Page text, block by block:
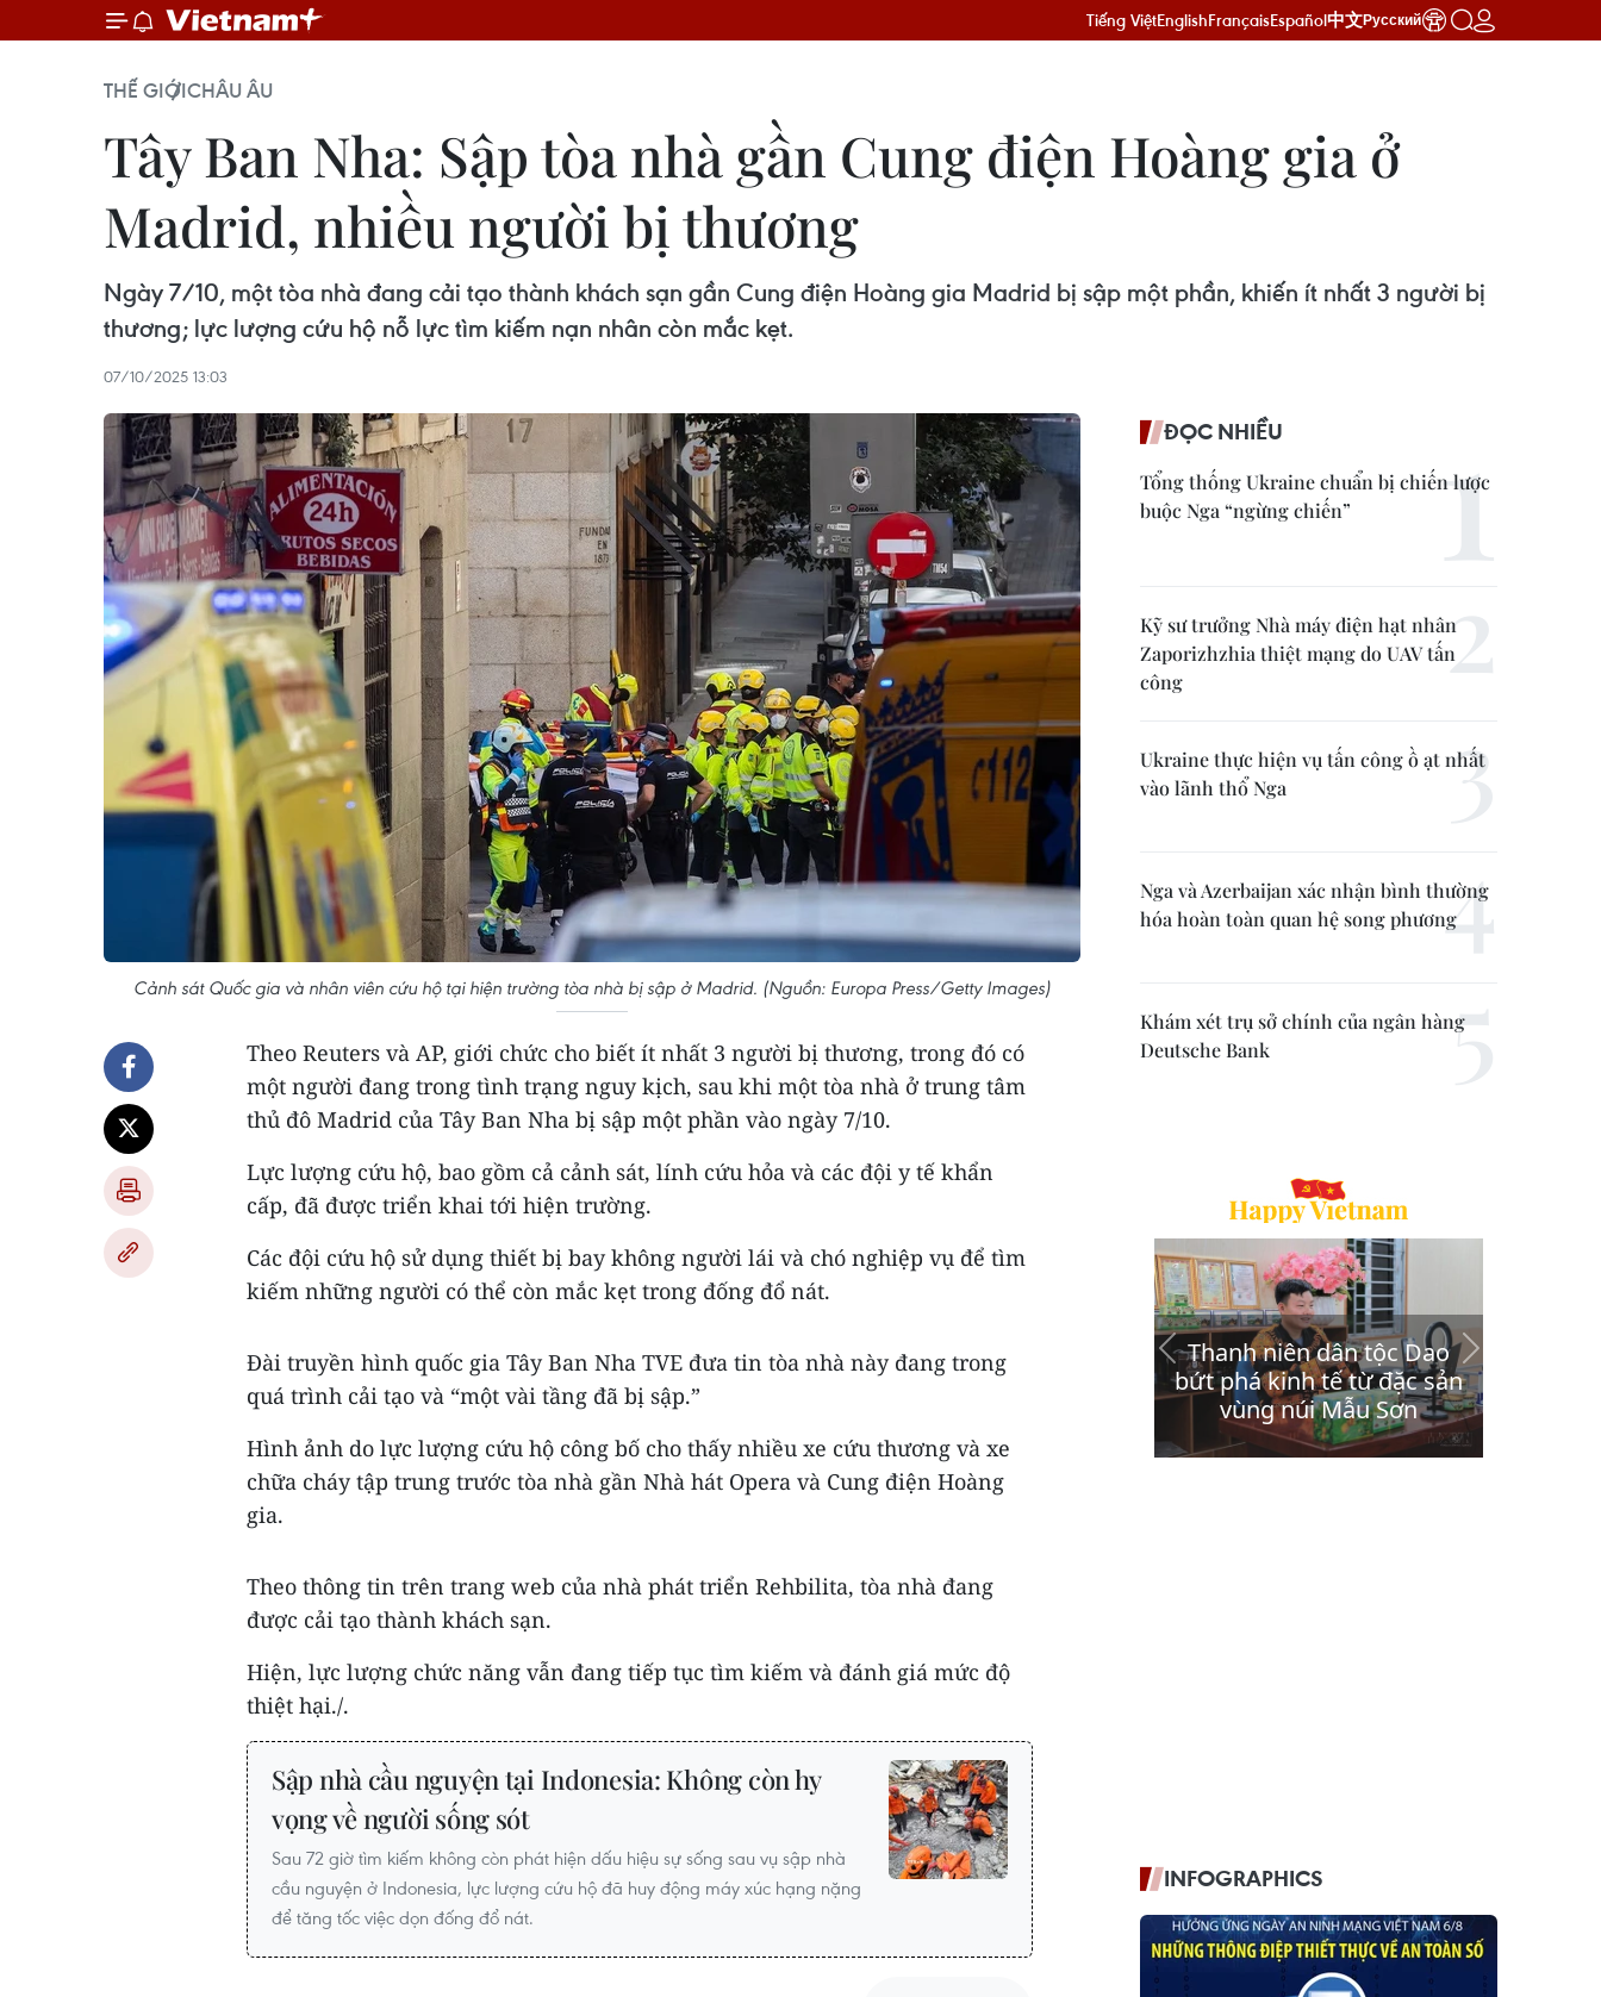
Tiếng ViệtEnglishFrançaisEspañol中文Русский
THẾ GIỚICHÂU ÂU
Tây Ban Nha: Sập tòa nhà gần Cung điện Hoàng gia ở
Madrid, nhiều người bị thương
Ngày 7/10, một tòa nhà đang cải tạo thành khách sạn gần Cung điện Hoàng gia Madrid bị sập một phần, khiến ít nhất 3 người bị
thương; lực lượng cứu hộ nỗ lực tìm kiếm nạn nhân còn mắc kẹt.
07/10/2025 13:03
Cảnh sát Quốc gia và nhân viên cứu hộ tại hiện trường tòa nhà bị sập ở Madrid. (Nguồn: Europa Press/Getty Images)
Theo Reuters và AP, giới chức cho biết ít nhất 3 người bị thương, trong đó có
một người đang trong tình trạng nguy kịch, sau khi một tòa nhà ở trung tâm
thủ đô Madrid của Tây Ban Nha bị sập một phần vào ngày 7/10.
Lực lượng cứu hộ, bao gồm cả cảnh sát, lính cứu hỏa và các đội y tế khẩn
cấp, đã được triển khai tới hiện trường.
Các đội cứu hộ sử dụng thiết bị bay không người lái và chó nghiệp vụ để tìm
kiếm những người có thể còn mắc kẹt trong đống đổ nát.
Đài truyền hình quốc gia Tây Ban Nha TVE đưa tin tòa nhà này đang trong
quá trình cải tạo và “một vài tầng đã bị sập.”
Hình ảnh do lực lượng cứu hộ công bố cho thấy nhiều xe cứu thương và xe
chữa cháy tập trung trước tòa nhà gần Nhà hát Opera và Cung điện Hoàng
gia.
Theo thông tin trên trang web của nhà phát triển Rehbilita, tòa nhà đang
được cải tạo thành khách sạn.
Hiện, lực lượng chức năng vẫn đang tiếp tục tìm kiếm và đánh giá mức độ
thiệt hại./.
Sập nhà cầu nguyện tại Indonesia: Không còn hy
vọng về người sống sót
Sau 72 giờ tìm kiếm không còn phát hiện dấu hiệu sự sống sau vụ sập nhà
cầu nguyện ở Indonesia, lực lượng cứu hộ đã huy động máy xúc hạng nặng
để tăng tốc việc dọn đống đổ nát.
ĐỌC NHIỀU
Tổng thống Ukraine chuẩn bị chiến lược
buộc Nga “ngừng chiến”
Kỹ sư trưởng Nhà máy điện hạt nhân
Zaporizhzhia thiệt mạng do UAV tấn
công
Ukraine thực hiện vụ tấn công ồ ạt nhất
vào lãnh thổ Nga
Nga và Azerbaijan xác nhận bình thường
hóa hoàn toàn quan hệ song phương
Khám xét trụ sở chính của ngân hàng
Deutsche Bank
INFOGRAPHICS